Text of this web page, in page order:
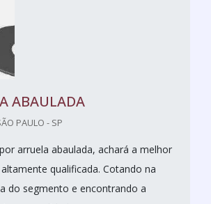
ABAULADA
PAULO - SP
arruela abaulada, achará a melhor
qualificada. Cotando na
do segmento e encontrando a